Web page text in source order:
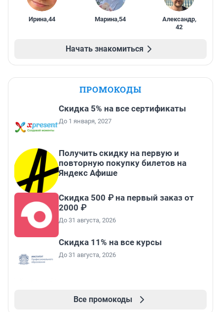
Ирина,44 Марина,54 Александр,
42
Начать знакомиться
ПРОМОКОДЫ
Скидка 5% на все сертификаты
До 1 января, 2027
Получить скидку на первую и
повторную покупку билетов на
Яндекс Афише
Скидка 500 ₽ на первый заказ от
2000 ₽
До 31 августа, 2026
Скидка 11% на все курсы
До 31 августа, 2026
Все промокоды